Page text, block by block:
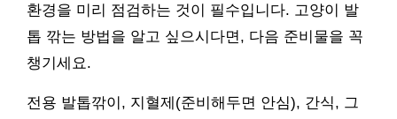
환경을 미리 점검하는 것이 필수입니다. 고양이 발
톱 깎는 방법을 알고 싶으시다면, 다음 준비물을 꼭
챙기세요.
전용 발톱깎이, 지혈제(준비해두면 안심), 간식, 그